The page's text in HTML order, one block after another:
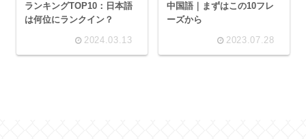
ランキングTOP10：日本語
は何位にランクイン？
2024.03.13
中国語｜まずはこの10フレ
ーズから
2023.07.28